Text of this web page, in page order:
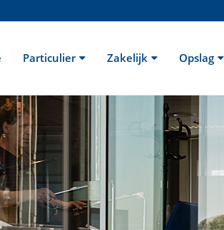
Particulier Zakelijk Opslag